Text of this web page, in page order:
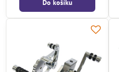
Do košíku